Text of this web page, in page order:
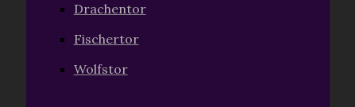
Drachentor
Fischertor
Wolfstor